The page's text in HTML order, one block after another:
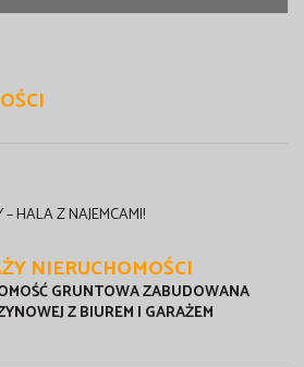
– HALA Z NAJEMCAMI!
NIERUCHOMOŚCI
GRUNTOWA ZABUDOWANA
Z BIUREM I GARAŻEM